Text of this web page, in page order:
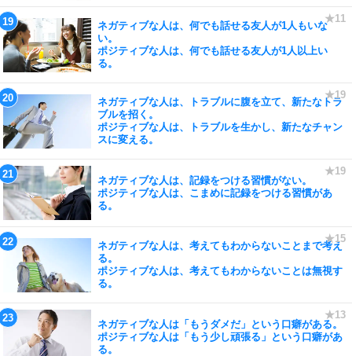
ネガティブな人は、何でも話せる友人が1人もいな
い。
ポジティブな人は、何でも話せる友人が1人以上い
る。
ネガティブな人は、トラブルに腹を立て、新たなトラ
ブルを招く。
ポジティブな人は、トラブルを生かし、新たなチャン
スに変える。
ネガティブな人は、記録をつける習慣がない。
ポジティブな人は、こまめに記録をつける習慣があ
る。
ネガティブな人は、考えてもわからないことまで考え
る。
ポジティブな人は、考えてもわからないことは無視す
る。
ネガティブな人は「もうダメだ」という口癖がある。
ポジティブな人は「もう少し頑張る」という口癖があ
る。